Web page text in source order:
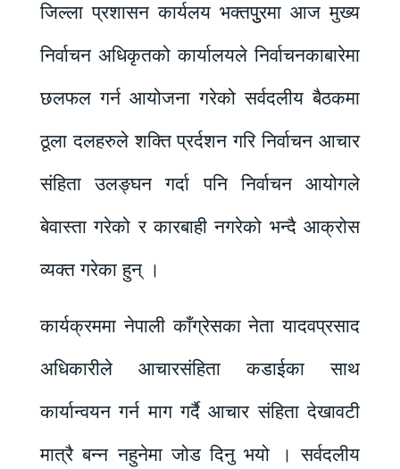
जिल्ला प्रशासन कार्यलय भक्तपुुरमा आज मुख्य
निर्वाचन अधिकृतको कार्यालयले निर्वाचनकाबारेमा
छलफल गर्न आयोजना गरेको सर्वदलीय बैठकमा
ठूला दलहरुले शक्ति प्रर्दशन गरि निर्वाचन आचार
संहिता उलङ्घन गर्दा पनि निर्वाचन आयोगले
बेवास्ता गरेको र कारबाही नगरेको भन्दै आक्रोस
व्यक्त गरेका हुन् ।
कार्यक्रममा नेपाली काँग्रेसका नेता यादवप्रसाद
अधिकारीले आचारसंहिता कडाईका साथ
कार्यान्वयन गर्न माग गर्दै आचार संहिता देखावटी
मात्रै बन्न नहुनेमा जोड दिनु भयो । सर्वदलीय